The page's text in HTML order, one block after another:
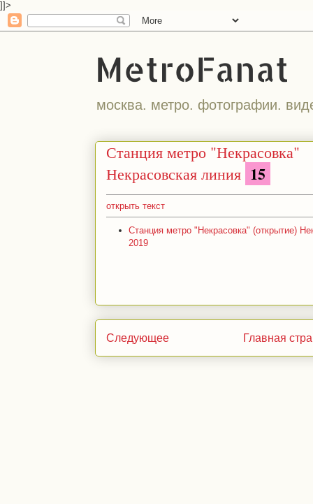
]]>
MetroFanat
москва. метро. фотографии.
Станция метро "Некрасовка"
Некрасовская линия 15
открыть текст
Станция метро "Некрасовка" (открытие)
2019
Следующее Главная